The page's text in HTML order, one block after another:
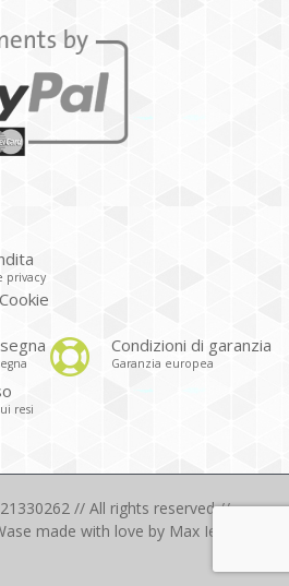
privacy
Condizioni di garanzia
Garanzia europea
resi
// All rights reserved //
made with love by Max Iezzi 2018